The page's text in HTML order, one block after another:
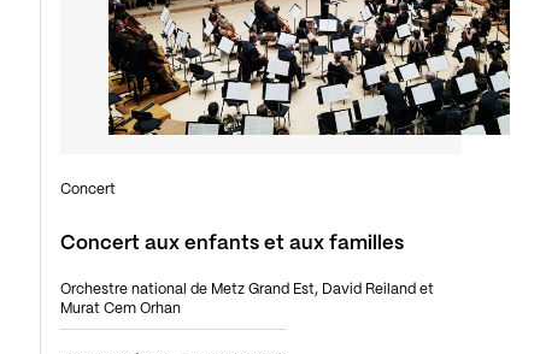
Concert aux enfants et aux familles
Concert
Orchestre national de Metz Grand Est, David Reiland et
Murat Cem Orhan